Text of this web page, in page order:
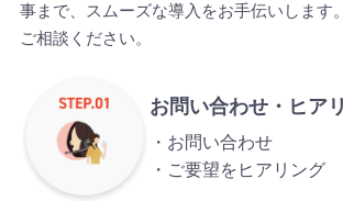
事まで、スムーズな導入をお手伝いします
ご相談ください。
お問い合わせ・ ヒア
お問い合わせ
ご要望をヒアリング